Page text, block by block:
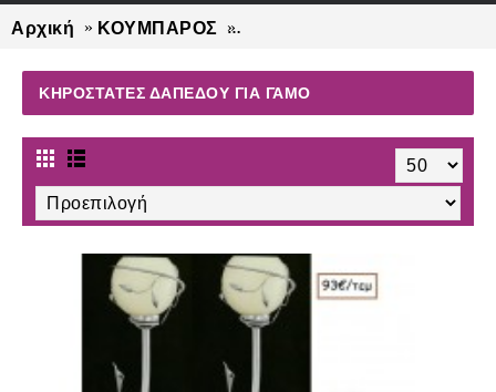
Αρχική ΚΟΥΜΠΑΡΟΣ
ΚΗΡΟΣΤΑΤΕΣ ΔΑΠΕΔΟΥ ΓΙΑ ΓΆΜΟ